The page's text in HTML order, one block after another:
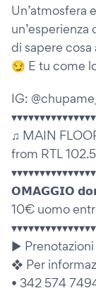
Un’atmosfera
un’esperienza
di sapere
😏 E tu come
IG:
♫ MAIN
from RTL
𝗢𝗠𝗔𝗚𝗚𝗜𝗢
10€ uomo
▶ Prenotazioni
❖ Per
• 342 574